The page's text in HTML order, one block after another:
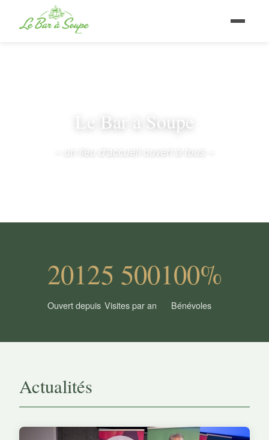
Le Bar à Soupe
– un lieu d'accueil ouvert à tous –
2012
Ouvert depuis
5 500
Visites par an
100%
Bénévoles
Actualités